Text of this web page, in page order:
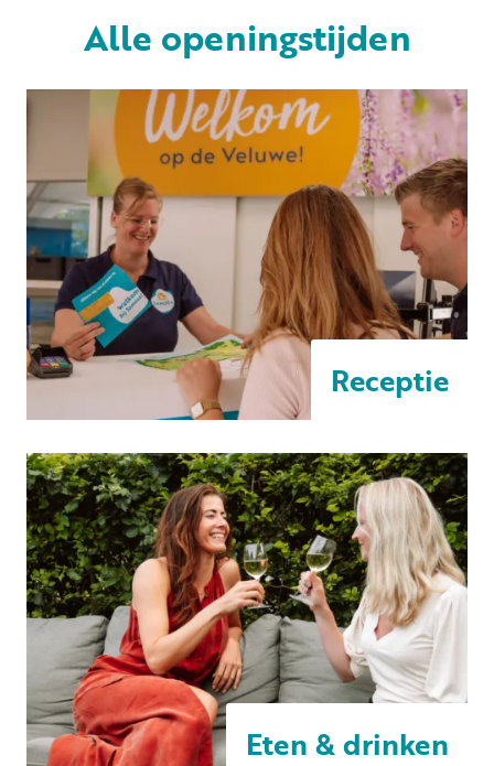
Particulier huren
+31 (0) 577 411 283
Gastinformatie
Contact
Werken bij
Mijn Samoza
Alle openingstijden
Receptie
Eten & drinken